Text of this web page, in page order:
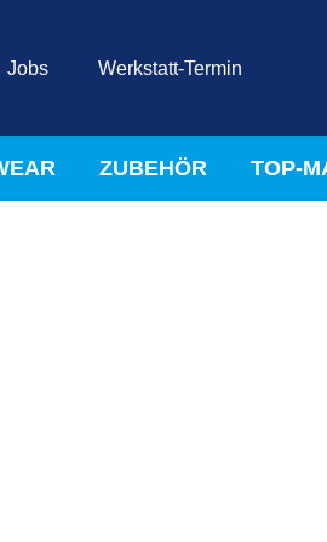
Jobs Werkstatt-Termin
ZUBEHÖR TOP-